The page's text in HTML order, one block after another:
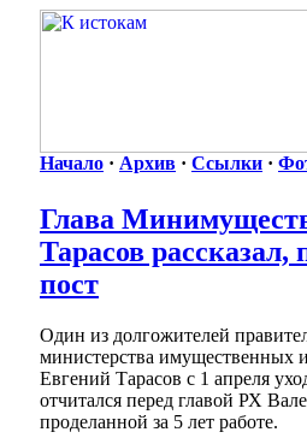
Начало · Архив · Ссылки ·
Глава
Тарасов рассказал,
пост
Один из долгожителей
министерства имущественных
Евгений Тарасов с 1 апреля
отчитался перед главой РХ
проделанной за 5 лет работе.